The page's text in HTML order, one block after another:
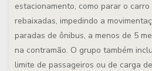
estacionamento, como parar o
rebaixadas, impedindo a
paradas de ônibus, a menos de 5
na contramão. O grupo também
limite de passageiros ou de carga